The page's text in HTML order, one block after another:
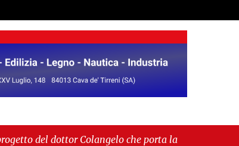
che porta la cardioprotezione tra la